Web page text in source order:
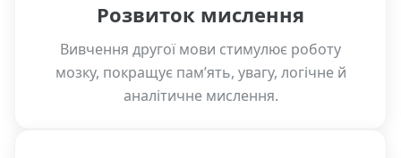
Розвиток мислення
Вивчення другої мови стимулює роботу
мозку, покращує пам’ять, увагу, логічне й
аналітичне мислення.